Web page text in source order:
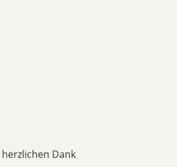
Dank